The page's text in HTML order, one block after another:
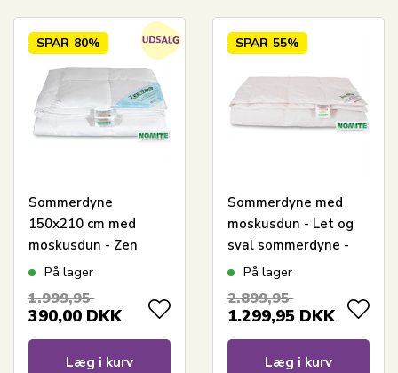
SPAR 80%
Sommerdyne
150x210 cm med
moskusdun - Zen
Sleep dyne - Let og
På lager
1.999,95
390,00 DKK
Læg i kurv
SPAR 55%
Sommerdyne med
moskusdun - Let og
sval sommerdyne -
200x200 cm - Zen
På lager
2.899,95
1.299,95 DKK
Læg i kurv